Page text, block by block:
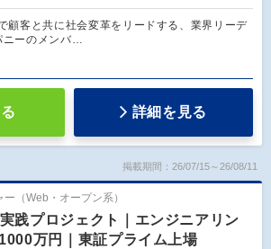
顧客と共に社会変革をリードする、業界リーデ
ニーのメンバ…
詳細を見る
掲載期間：26/07/15～26/08/11
（Web・オープン系）
践プロジェクト｜エンジニアリン
万円｜東証プライム上場